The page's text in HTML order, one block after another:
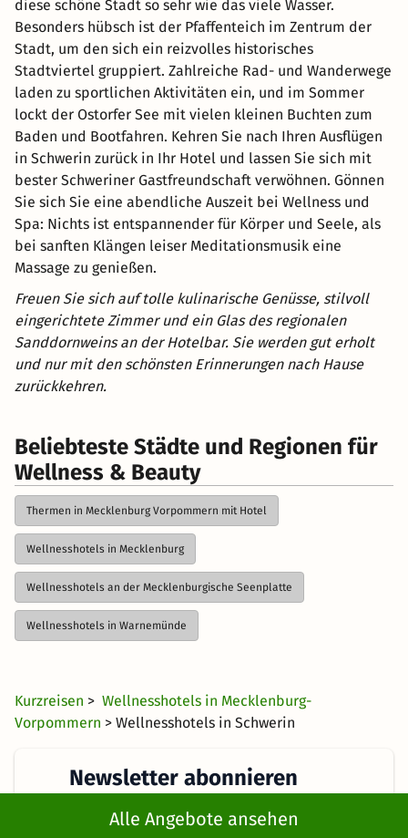
Alle Angebote ansehen
diese schöne Stadt so sehr wie das viele Wasser.
Besonders hübsch ist der Pfaffenteich im Zentrum der
Stadt, um den sich ein reizvolles historisches
Stadtviertel gruppiert. Zahlreiche Rad- und Wanderwege
laden zu sportlichen Aktivitäten ein, und im Sommer
lockt der Ostorfer See mit vielen kleinen Buchten zum
Baden und Bootfahren. Kehren Sie nach Ihren Ausflügen
in Schwerin zurück in Ihr Hotel und lassen Sie sich mit
bester Schweriner Gastfreundschaft verwöhnen. Gönnen
Sie sich Sie eine abendliche Auszeit bei Wellness und
Spa: Nichts ist entspannender für Körper und Seele, als
bei sanften Klängen leiser Meditationsmusik eine
Massage zu genießen.
Freuen Sie sich auf tolle kulinarische Genüsse, stilvoll
eingerichtete Zimmer und ein Glas des regionalen
Sanddornweins an der Hotelbar. Sie werden gut erholt
und nur mit den schönsten Erinnerungen nach Hause
zurückkehren.
Beliebteste Städte und Regionen für
Wellness & Beauty
Thermen in Mecklenburg Vorpommern mit Hotel
Wellnesshotels in Mecklenburg
Wellnesshotels an der Mecklenburgische Seenplatte
Wellnesshotels in Warnemünde
Kurzreisen > Wellnesshotels in Mecklenburg-
Vorpommern > Wellnesshotels in Schwerin
Newsletter abonnieren
Erhalte die besten und neuesten Deals direkt